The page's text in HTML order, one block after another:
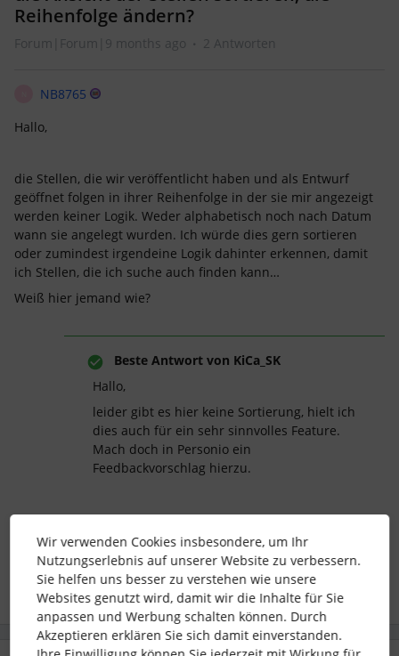
Reihenfolge ändern?
Forum|Forum|9 months ago 2 Antworten
NB8765
Hallo,
die Stellen, die wir veröffentlicht haben und als Entwurf
geöffnet folgen in ihrer Reihenfolge in der sie mir angezeigt
werden keiner Logik. Weder alphabetisch noch nach Datum
wann sie angelegt wurden. Ich würde dies gern sortieren
oder zumindest irgendeine Logik dahinter erkennen, damit
ich Stellen, die ich suche auch finden kann…
Weiß hier jemand wie?
Beste Antwort von KiCa_SK
Hallo,
leider gibt es hier keine Sortierung, hielt ich
dies auch für ein sehr sinnvolles Feature.
Mach doch in Personio ein
Feedbackvorschlag hierzu.
recruiting Recruiting Tool job sorting view order
Wir verwenden Cookies insbesondere, um Ihr
Nutzungserlebnis auf unserer Website zu verbessern.
Sie helfen uns besser zu verstehen wie unsere
Websites genutzt wird, damit wir die Inhalte für Sie
anpassen und Werbung schalten können. Durch
Akzeptieren erklären Sie sich damit einverstanden.